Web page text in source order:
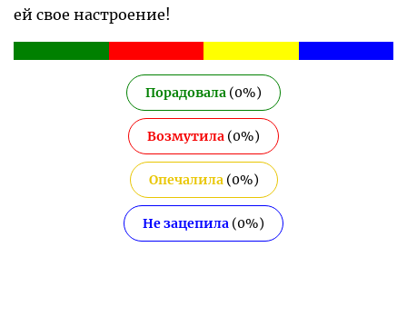
ей свое настроение!
Порадовала (0%)
Возмутила (0%)
Опечалила(0%)
Не зацепила (0%)